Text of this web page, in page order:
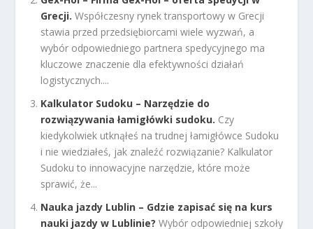
Grecji. Współczesny rynek transportowy w Grecji
stawia przed przedsiębiorcami wiele wyzwań, a
wybór odpowiedniego partnera spedycyjnego ma
kluczowe znaczenie dla efektywności działań
logistycznych....
Kalkulator Sudoku – Narzędzie do
rozwiązywania łamigłówki sudoku. Czy
kiedykolwiek utknąłeś na trudnej łamigłówce Sudoku
i nie wiedziałeś, jak znaleźć rozwiązanie? Kalkulator
Sudoku to innowacyjne narzędzie, które może
sprawić, że...
Nauka jazdy Lublin – Gdzie zapisać się na kurs
nauki jazdy w Lublinie? Wybór odpowiedniej szkoły